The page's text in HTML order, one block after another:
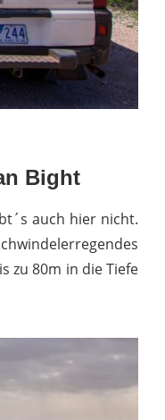
Bight
auch hier nicht.
zu 80m in die Tiefe